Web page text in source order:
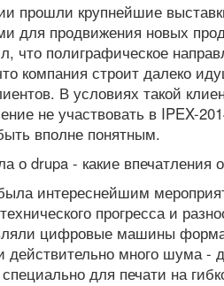
прошли крупнейшие
для продвижения новых
что полиграфическое
компания строит далеко
В условиях такой
не участвовать в IPEX-
вполне понятным.
о drupa - какие впечатления
интереснейшим
прогресса и
цифровые машины
действительно много шума
для печати на